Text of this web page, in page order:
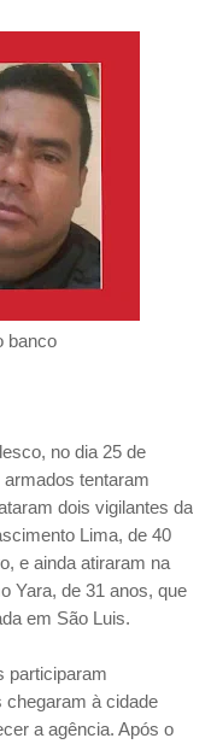
banco
no dia 25 de
tentaram
dois vigilantes da
Lima, de 40
e ainda atiraram na
Yara, de 31 anos, que
em São Luis.
participaram
chegaram à cidade
a agência. Após o